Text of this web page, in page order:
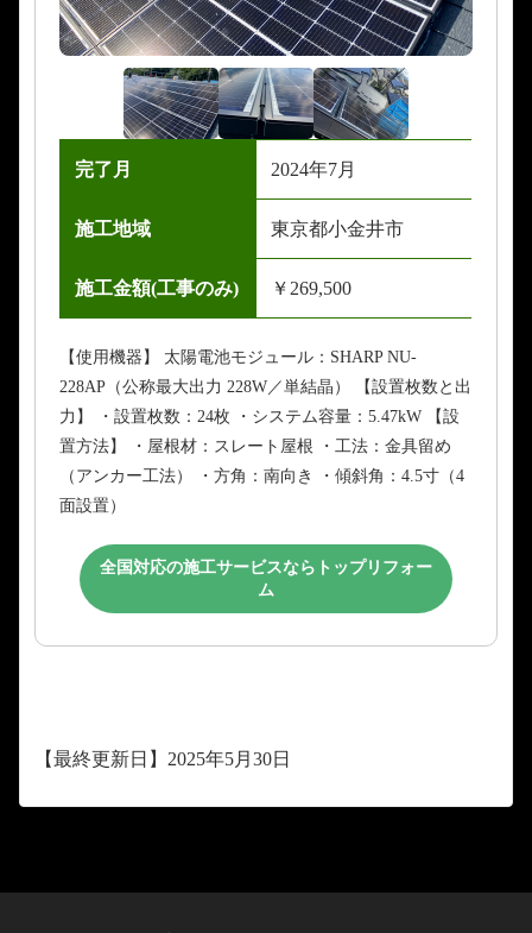
完了月 2024年7月
施工地域 東京都小金井市
施工金額(工事のみ) ￥269,500
【使用機器】 太陽電池モジュール：SHARP NU-
228AP（公称最大出力 228W／単結晶） 【設置枚数と出
力】 ・設置枚数：24枚 ・システム容量：5.47kW 【設
置方法】 ・屋根材：スレート屋根 ・工法：金具留め
（アンカー工法） ・方角：南向き ・傾斜角：4.5寸（4
面設置）
全国対応の施工サービスならトップリフォー
ム
【最終更新日】2025年5月30日